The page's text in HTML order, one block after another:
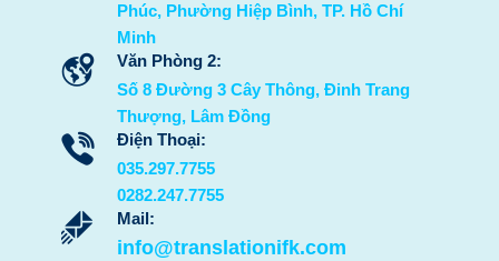
Phúc, Phường Hiệp Bình, TP. Hồ Chí
Minh
Văn Phòng 2:
Số 8 Đường 3 Cây Thông, Đinh Trang
Thượng, Lâm Đồng
Điện Thoại:
035.297.7755
0282.247.7755
Mail:
info@translationifk.com